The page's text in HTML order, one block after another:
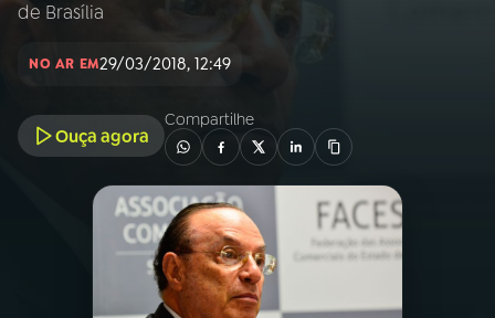
01INÍCIO
02A RÁDIO
PROGRAMAÇÃO
PROGRAMAS
de Brasília
NO AR EM29/03/2018, 12:49
Ouça agora
Compartilhe